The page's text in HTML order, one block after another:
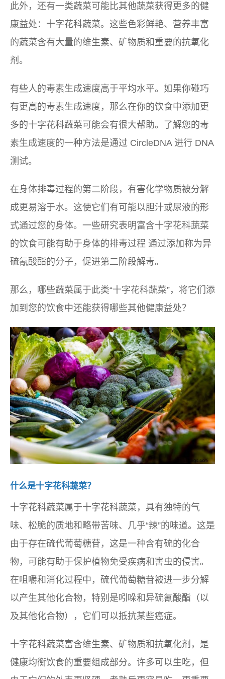
此外，还有一类蔬菜可能比其他蔬菜获得更多的健
康益处：十字花科蔬菜。这些色彩鲜艳、营养丰富
的蔬菜含有大量的维生素、矿物质和重要的抗氧化
剂。
有些人的毒素生成速度高于平均水平。如果你碰巧
有更高的毒素生成速度，那么在你的饮食中添加更
多的十字花科蔬菜可能会有很大帮助。了解您的毒
素生成速度的一种方法是通过 CircleDNA 进行 DNA
测试。
在身体排毒过程的第二阶段，有害化学物质被分解
成更易溶于水。这使它们有可能以胆汁或尿液的形
式通过您的身体。一些研究表明富含十字花科蔬菜
的饮食可能有助于身体的排毒过程 通过添加称为异
硫氰酸酯的分子，促进第二阶段解毒。
那么，哪些蔬菜属于此类“十字花科蔬菜”，将它们添
加到您的饮食中还能获得哪些其他健康益处？
什么是十字花科蔬菜？
十字花科蔬菜属于十字花科蔬菜，具有独特的气
味、松脆的质地和略带苦味、几乎“辣”的味道。这是
由于存在硫代葡萄糖苷，这是一种含有硫的化合
物，可能有助于保护植物免受疾病和害虫的侵害。
在咀嚼和消化过程中，硫代葡萄糖苷被进一步分解
以产生其他化合物，特别是吲哚和异硫氰酸酯（以
及其他化合物），它们可以抵抗某些癌症。
十字花科蔬菜富含维生素、矿物质和抗氧化剂，是
健康均衡饮食的重要组成部分。许多可以生吃，但